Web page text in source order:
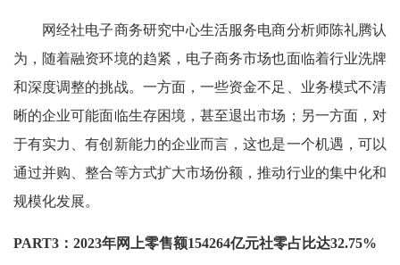
网经社电子商务研究中心生活服务电商分析师陈礼腾认
为，随着融资环境的趋紧，电子商务市场也面临着行业洗牌
和深度调整的挑战。一方面，一些资金不足、业务模式不清
晰的企业可能面临生存困境，甚至退出市场；另一方面，对
于有实力、有创新能力的企业而言，这也是一个机遇，可以
通过并购、整合等方式扩大市场份额，推动行业的集中化和
规模化发展。
PART3：2023年网上零售额154264亿元社零占比达32.75%